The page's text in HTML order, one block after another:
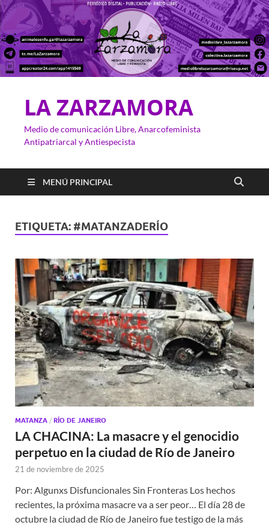
LA ZARZAMORA
Medio de comunicación Libre, Anarcofeminista
Antipatriarcal y Antiespecista
MENÚ PRINCIPAL
ETIQUETA: #MATANZADERÍO
MATANZA / RÍO DE JANEIRO
LA CHACINA: La masacre y el genocidio
perpetuo en la ciudad de Río de Janeiro
21 de noviembre de 2025
Por: Algunxs Disfuncionales Sin Fronteras Los hechos
recientes, la próxima masacre va a ser peor… El día 28 de
octubre la ciudad de Río de Janeiro fue testigo de la más